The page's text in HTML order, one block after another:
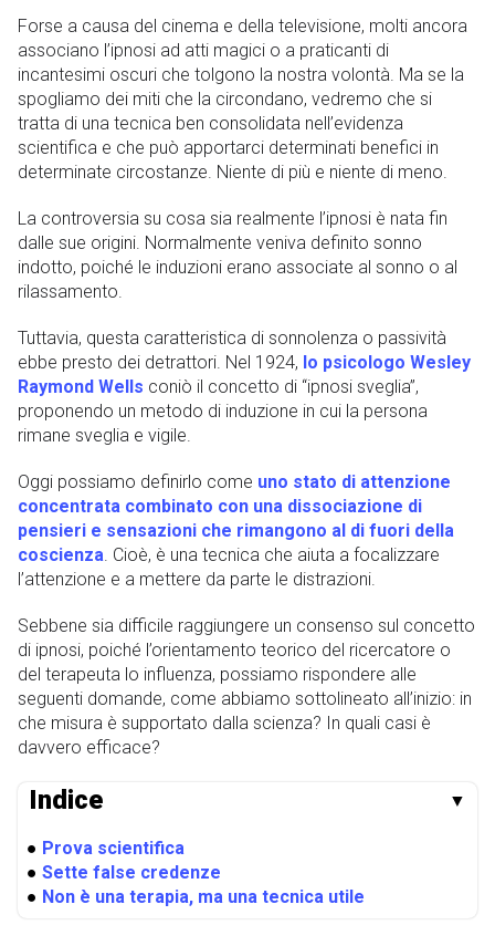
Forse a causa del cinema e della televisione, molti ancora
associano l’ipnosi ad atti magici o a praticanti di
incantesimi oscuri che tolgono la nostra volontà. Ma se la
spogliamo dei miti che la circondano, vedremo che si
tratta di una tecnica ben consolidata nell’evidenza
scientifica e che può apportarci determinati benefici in
determinate circostanze. Niente di più e niente di meno.
La controversia su cosa sia realmente l’ipnosi è nata fin
dalle sue origini. Normalmente veniva definito sonno
indotto, poiché le induzioni erano associate al sonno o al
rilassamento.
Tuttavia, questa caratteristica di sonnolenza o passività
ebbe presto dei detrattori. Nel 1924, lo psicologo Wesley
Raymond Wells coniò il concetto di “ipnosi sveglia”,
proponendo un metodo di induzione in cui la persona
rimane sveglia e vigile.
Oggi possiamo definirlo come uno stato di attenzione
concentrata combinato con una dissociazione di
pensieri e sensazioni che rimangono al di fuori della
coscienza. Cioè, è una tecnica che aiuta a focalizzare
l’attenzione e a mettere da parte le distrazioni.
Sebbene sia difficile raggiungere un consenso sul concetto
di ipnosi, poiché l’orientamento teorico del ricercatore o
del terapeuta lo influenza, possiamo rispondere alle
seguenti domande, come abbiamo sottolineato all’inizio: in
che misura è supportato dalla scienza? In quali casi è
davvero efficace?
Indice ▼
● Prova scientifica
● Sette false credenze
● Non è una terapia, ma una tecnica utile